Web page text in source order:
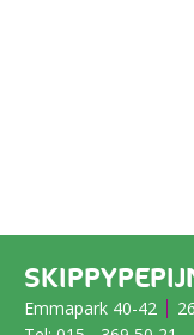
Emmapark 40-42